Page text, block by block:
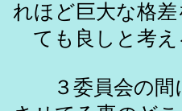
れほど巨大な格
ても良しと考え
３委員会の間